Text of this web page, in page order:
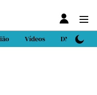
Vídeos DN Sport